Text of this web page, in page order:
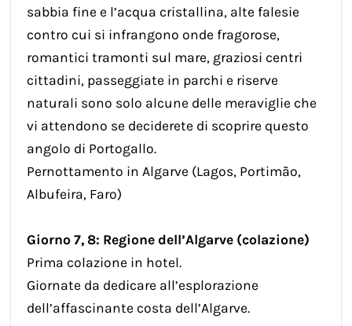
sabbia fine e l’acqua cristallina, alte falesie
contro cui si infrangono onde fragorose,
romantici tramonti sul mare, graziosi centri
cittadini, passeggiate in parchi e riserve
naturali sono solo alcune delle meraviglie che
vi attendono se deciderete di scoprire questo
angolo di Portogallo.
Pernottamento in Algarve (Lagos, Portimão,
Albufeira, Faro)
Giorno 7, 8: Regione dell’Algarve (colazione)
Prima colazione in hotel.
Giornate da dedicare all’esplorazione
dell’affascinante costa dell’Algarve.